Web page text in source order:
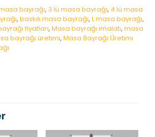
bayrağı, 3 lü masa bayrağı, 4 lü masa
, baskılı masa bayrağı, L masa bayrağı,
fiyatları, Masa bayrağı imalatı, masa
bayrağı üretimi, Masa Bayrağı Üretimi